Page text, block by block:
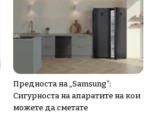
Предноста на „Samsung“:
Сигурноста на апаратите на кои
можете да сметате